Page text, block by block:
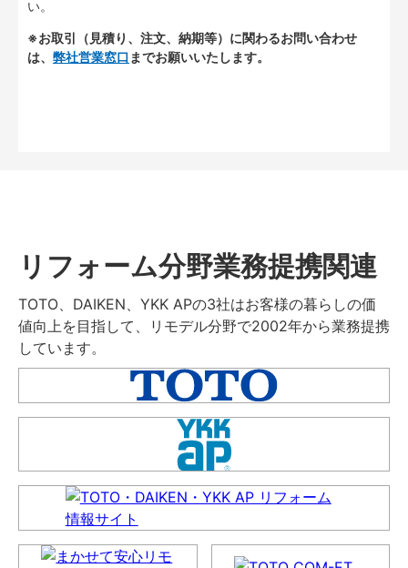
い。
※お取引（見積り、注文、納期等）に関わるお問い合わせ
は、 弊社営業窓口 までお願いいたします。
リフォーム分野業務提携関連
TOTO、DAIKEN、YKK APの3社はお客様の暮らしの価
値向上を目指して、リモデル分野で2002年から業務提携
しています。